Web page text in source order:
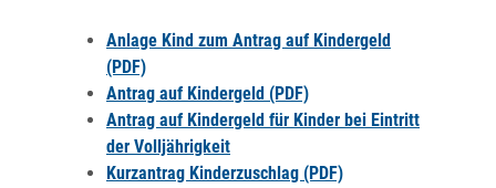
Anlage Kind zum Antrag auf Kindergeld
(PDF)
Antrag auf Kindergeld (PDF)
Antrag auf Kindergeld für Kinder bei Eintritt
der Volljährigkeit
Kurzantrag Kinderzuschlag (PDF)